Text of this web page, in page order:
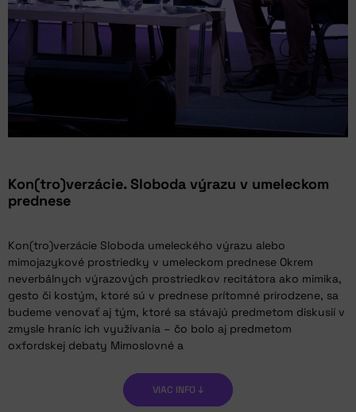
Kon(tro)verzácie. Sloboda výrazu v umeleckom
prednese
Kon(tro)verzácie Sloboda umeleckého výrazu alebo
mimojazykové prostriedky v umeleckom prednese Okrem
neverbálnych výrazových prostriedkov recitátora ako mimika,
gesto či kostým, ktoré sú v prednese prítomné prirodzene, sa
budeme venovať aj tým, ktoré sa stávajú predmetom diskusií v
zmysle hraníc ich využívania – čo bolo aj predmetom
oxfordskej debaty Mimoslovné a
VIAC INFO ↓